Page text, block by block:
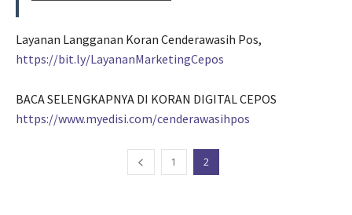
Layanan Langganan Koran Cenderawasih Pos,
https://bit.ly/LayananMarketingCepos
BACA SELENGKAPNYA DI KORAN DIGITAL CEPOS
https://www.myedisi.com/cenderawasihpos
1 2